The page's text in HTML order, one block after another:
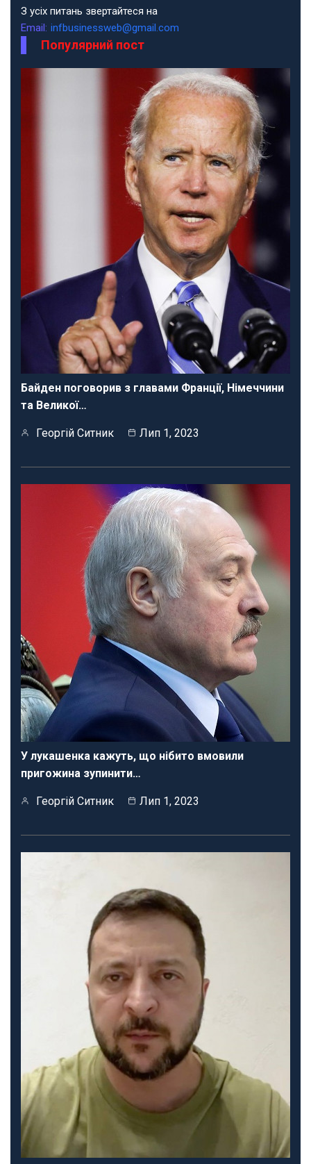
З усіх питань звертайтеся на
Email: infbusinessweb@gmail.com
Популярний пост
Байден поговорив з главами Франції, Німеччини
та Великої…
Георгій Ситник Лип 1, 2023
У лукашенка кажуть, що нібито вмовили
пригожина зупинити…
Георгій Ситник Лип 1, 2023